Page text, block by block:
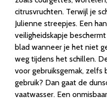
citrusvruchten. Terwijl je
Julienne streepjes. Een
veiligheidskapje
blad wanneer je het niet
weg tijdens het schillen.
voor gebruiksgemak, zelfs
gebruik? Dan gaat de
vaatwasser. Een